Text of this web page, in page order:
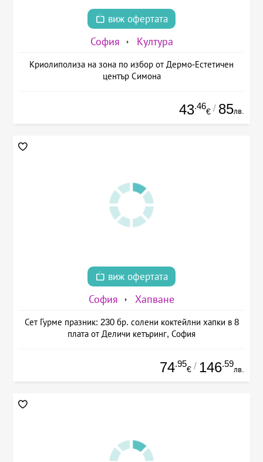
виж офертата
София Култура
Криолиполиза на зона по избор от Дермо-Естетичен
център Симона
43.46
€ / 85лв.
виж офертата
София Хапване
Сет Гурме празник: 230 бр. солени коктейлни хапки в 8
плата от Деличи кетъринг, София
74.95
€ / 146.59
лв.